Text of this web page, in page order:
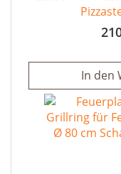
In den